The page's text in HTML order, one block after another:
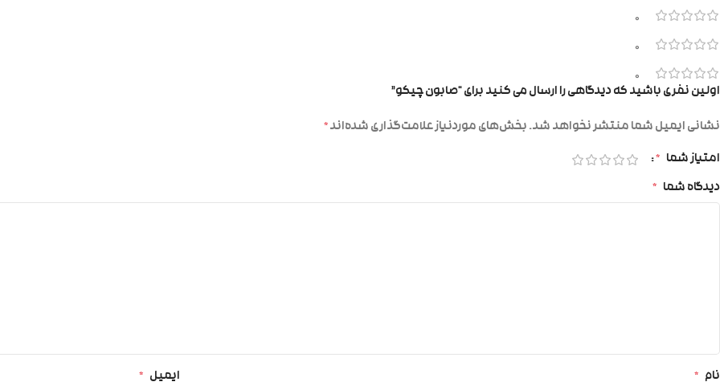
0
0
0
اولین نفری باشید که دیدگاهی را ارسال می کنید برای “صابون چیکو”
نشانی ایمیل شما منتشر نخواهد شد.بخش‌های موردنیاز علامت‌گذاری شده‌اند*
امتیاز شما *
دیدگاه شما *
نام * ایمیل *